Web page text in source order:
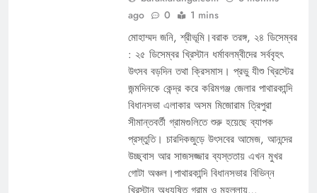
ago
0 1 mins
মোহাম্মদ জনি, শ্রীভূমি।বরাক তরঙ্গ, ২৪ ডিসেম্বর
: ২৫ ডিসেম্বর খ্রিস্টান ধর্মাবলম্বীদের সর্ববৃহৎ
উৎসব বড়দিন তথা ক্রিসমাস। প্রভু যীশু খ্রিস্টের
জন্মদিনকে কেন্দ্র করে করিমগঞ্জ জেলার পাথারকান্দি
বিধানসভা এলাকার অসম মিজোরাম ত্রিপুরা
সীমান্তবর্তী গ্রামগুলিতে শুরু হয়েছে ব্যাপক
প্রস্তুতি। চারদিকজুড়ে উৎসবের আমেজ, আনন্দের
উচ্ছ্বাস আর সাজসজ্জার ব্যস্ততায় এখন মুখর
গোটা অঞ্চল।পাথারকান্দি বিধানসভার বিভিন্ন
খ্রিস্টান অধ্যুষিত গ্রাম ও মহল্লায়…